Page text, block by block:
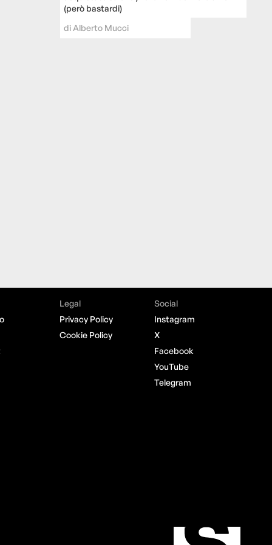
(però bastardi)
di Alberto Mucci
Legal
Privacy Policy
Cookie Policy
Social
Instagram
X
Facebook
YouTube
Telegram